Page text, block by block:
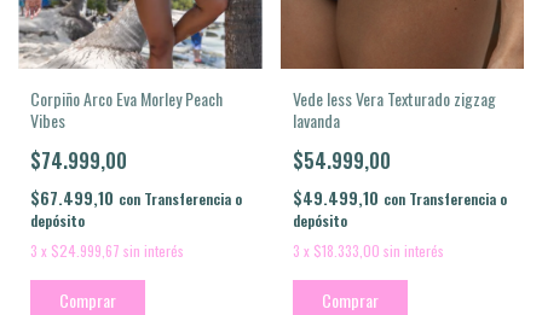
Corpiño Arco Eva Morley Peach
Vibes
$74.999,00
$67.499,10 con Transferencia o
depósito
3 x $24.999,67 sin interés
Comprar
Vede less Vera Texturado zigzag
lavanda
$54.999,00
$49.499,10 con Transferencia o
depósito
3 x $18.333,00 sin interés
Comprar